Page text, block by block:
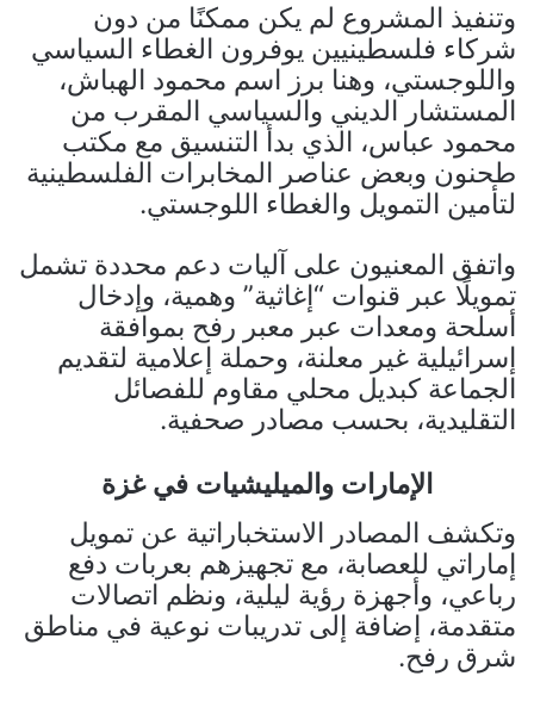
وتنفيذ المشروع لم يكن ممكنًا من دون
شركاء فلسطينيين يوفرون الغطاء السياسي
واللوجستي، وهنا برز اسم محمود الهباش،
المستشار الديني والسياسي المقرب من
محمود عباس، الذي بدأ التنسيق مع مكتب
طحنون وبعض عناصر المخابرات الفلسطينية
لتأمين التمويل والغطاء اللوجستي.
واتفق المعنيون على آليات دعم محددة تشمل
تمويلًا عبر قنوات “إغاثية” وهمية، وإدخال
أسلحة ومعدات عبر معبر رفح بموافقة
إسرائيلية غير معلنة، وحملة إعلامية لتقديم
الجماعة كبديل محلي مقاوم للفصائل
التقليدية، بحسب مصادر صحفية.
الإمارات والميليشيات في غزة
وتكشف المصادر الاستخباراتية عن تمويل
إماراتي للعصابة، مع تجهيزهم بعربات دفع
رباعي، وأجهزة رؤية ليلية، ونظم اتصالات
متقدمة، إضافة إلى تدريبات نوعية في مناطق
شرق رفح.